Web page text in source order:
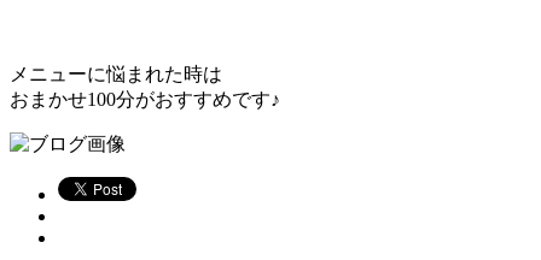
メニューに悩まれた時は
おまかせ100分がおすすめです♪